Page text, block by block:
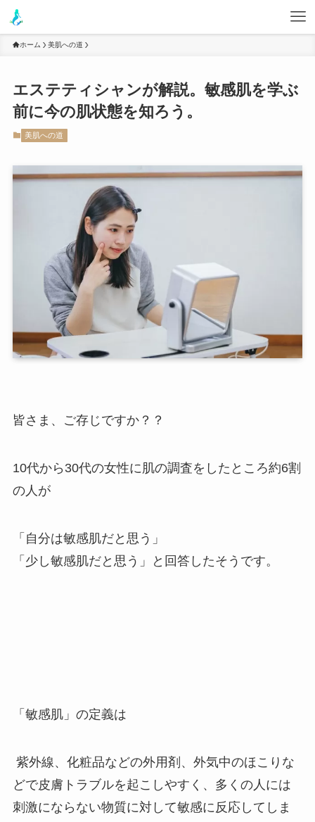
ホーム 美肌への道
エステティシャンが解説。敏感肌を学ぶ
前に今の肌状態を知ろう。
美肌への道
皆さま、ご存じですか？？
10代から30代の女性に肌の調査をしたところ約6割
の人が
「自分は敏感肌だと思う」
「少し敏感肌だと思う」と回答したそうです。
「敏感肌」の定義は
紫外線、化粧品などの外用剤、外気中のほこりな
どで皮膚トラブルを起こしやすく、多くの人には
刺激にならない物質に対して敏感に反応してしま